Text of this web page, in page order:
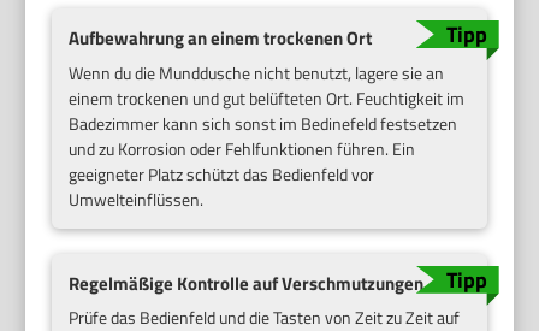
Aufbewahrung an einem trockenen Ort
Wenn du die Munddusche nicht benutzt, lagere sie an
einem trockenen und gut belüfteten Ort. Feuchtigkeit im
Badezimmer kann sich sonst im Bedinefeld festsetzen
und zu Korrosion oder Fehlfunktionen führen. Ein
geeigneter Platz schützt das Bedienfeld vor
Umwelteinflüssen.
Regelmäßige Kontrolle auf Verschmutzungen
Prüfe das Bedienfeld und die Tasten von Zeit zu Zeit auf